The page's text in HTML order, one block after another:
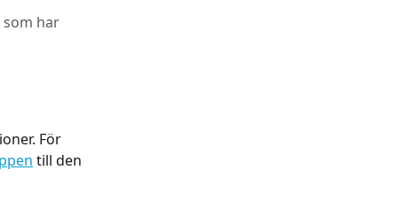
har
För
till den